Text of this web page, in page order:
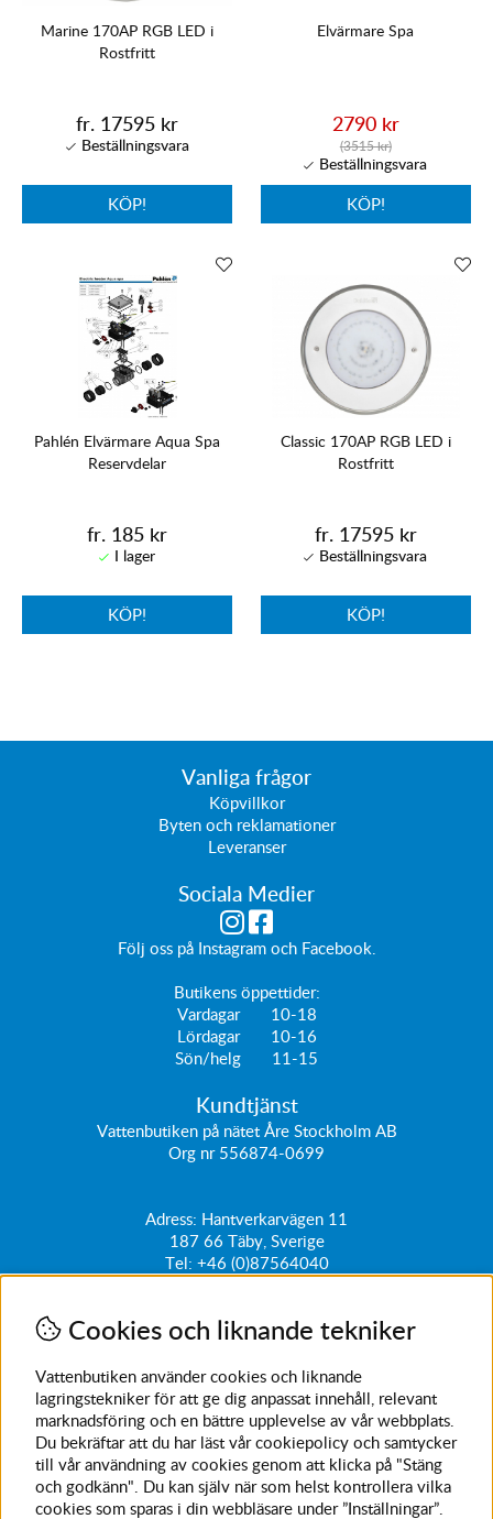
Marine 170AP RGB LED i
Rostfritt
fr. 17595 kr
KÖP!
Elvärmare Spa
2790 kr
(3515 kr)
KÖP!
Pahlén Elvärmare Aqua Spa
Reservdelar
fr. 185 kr
KÖP!
Classic 170AP RGB LED i
Rostfritt
fr. 17595 kr
KÖP!
Vanliga frågor
Köpvillkor
Byten och reklamationer
Leveranser
Sociala Medier
Följ oss på Instagramoch Facebook
Butikens öppettider:
Vardagar 10-18
Lördagar 10-16
Sön/helg 11-15
Kundtjänst
Vattenbutiken på nätet Åre Stockholm AB
Org nr 556874-0699
Adress: Hantverkarvägen 11
187 66 Täby, Sverige
Tel: +46 (0)87564040
kundtjanst@vattenbutiken.se
Få vårt nyhetsbrev
Ange din e-post nedan för att ta del av nyheter och
erbjudanden
SKICKA
Avanmäl nyhetsbrev
Cookies och liknande tekniker
Vattenbutiken använder cookies och liknande
lagringstekniker för att ge dig anpassat innehåll, relevant
marknadsföring och en bättre upplevelse av vår webbplats.
Du bekräftar att du har läst vår cookiepolicy och samtycker
till vår användning av cookies genom att klicka på "Stäng
och godkänn". Du kan själv när som helst kontrollera vilka
cookies som sparas i din webbläsare under ”Inställningar”.